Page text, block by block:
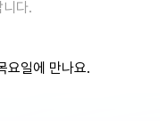
다.
요일에 만나요.